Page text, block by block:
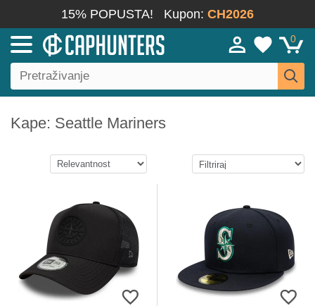
15% POPUSTA! Kupon: CH2026
0
Kape: Seattle Mariners